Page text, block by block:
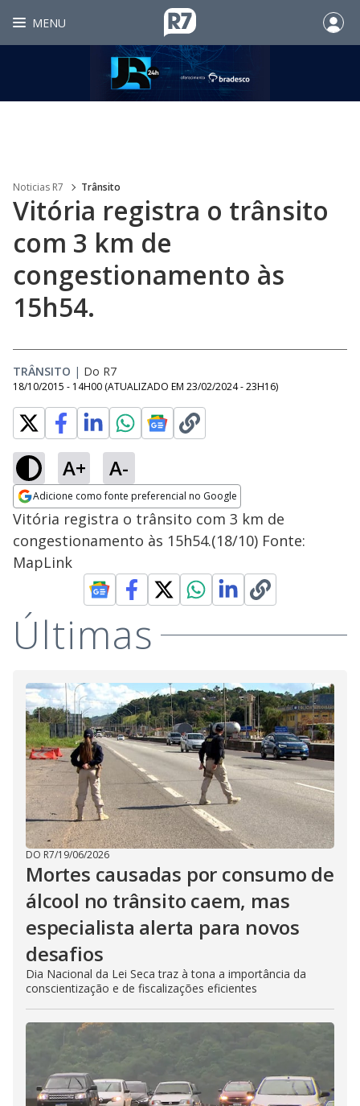
MENU
Noticias R7 Trânsito
Vitória registra o trânsito
com 3 km de
congestionamento às
15h54.
TRÂNSITO | Do R7
18/10/2015 - 14H00 (ATUALIZADO EM 23/02/2024 - 23H16)
A+ A-
Adicione como fonte preferencial no Google
Opens in new window
Vitória registra o trânsito com 3 km de
congestionamento às 15h54.(18/10) Fonte:
MapLink
Últimas
DO R7/19/06/2026
Mortes causadas por consumo de
álcool no trânsito caem, mas
especialista alerta para novos
desafios
Dia Nacional da Lei Seca traz à tona a importância da
conscientização e de fiscalizações eficientes